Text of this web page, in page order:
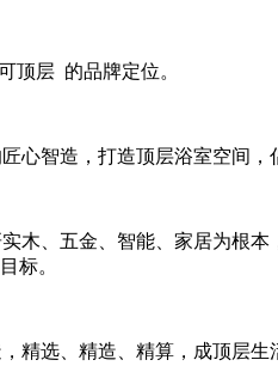
顶层 的品牌定位。
心智造，打造顶层浴室空间
木、五金、智能、家居为根
标。
精选、精造、精算，成顶层生